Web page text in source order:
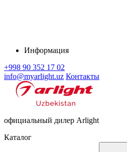
Информация
+998 90 352 17 02
info@myarlight.uz Контакты
официальный дилер Arlight
Каталог